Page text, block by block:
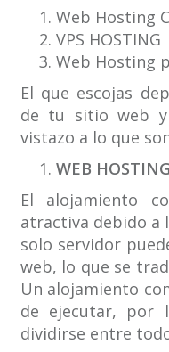
Web Hosting
VPS HOSTING
Web Hosting
El que escojas
de tu sitio web y
vistazo a lo que
WEB
El alojamiento
atractiva debido a
solo servidor
web, lo que se
Un alojamiento
de ejecutar, por
dividirse entre